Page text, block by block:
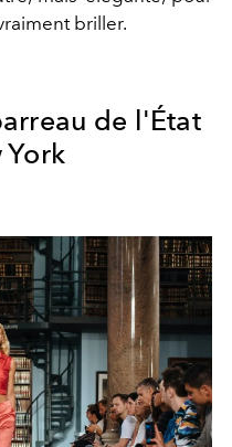
briller.
de l'État
York